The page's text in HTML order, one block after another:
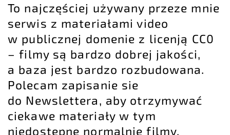
To najczęściej używany przeze mnie
serwis z materiałami video
w publicznej domenie z licenją CC0
– filmy są bardzo dobrej jakości,
a baza jest bardzo rozbudowana.
Polecam zapisanie sie
do Newslettera, aby otrzymywać
ciekawe materiały w tym
niedostępne normalnie filmy,